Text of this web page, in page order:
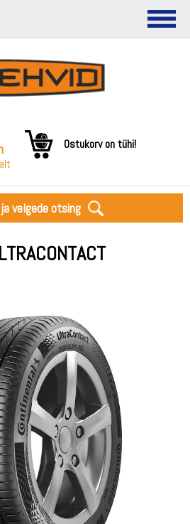
Ostukorv on tühi!
velgede otsing